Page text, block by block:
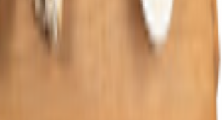
Беларусь, Гомельская обл., г.
2-А